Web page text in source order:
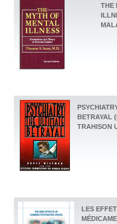
THE
BETRAYAL
TRAHISON
LES